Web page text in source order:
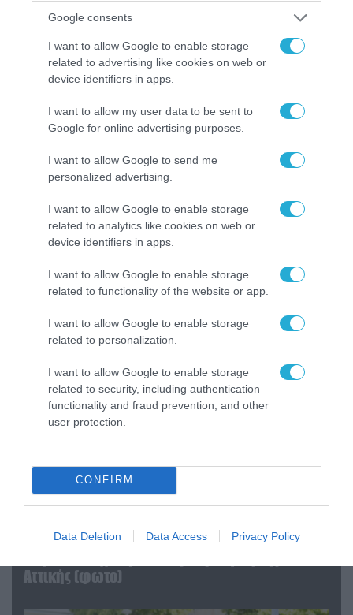
Google consents
I want to allow Google to enable storage
related to advertising like cookies on web or
device identifiers in apps.
I want to allow my user data to be sent to
Google for online advertising purposes.
I want to allow Google to send me
personalized advertising.
I want to allow Google to enable storage
related to analytics like cookies on web or
device identifiers in apps.
I want to allow Google to enable storage
related to functionality of the website or app.
I want to allow Google to enable storage
related to personalization.
I want to allow Google to enable storage
related to security, including authentication
functionality and fraud prevention, and other
user protection.
CONFIRM
Data Deletion Data Access Privacy Policy
απομάκρυνσής του
06.08.2026 | 14:02
Αθήνα: Απομακρύνθηκαν παράνομα
αντικείμενα από κοινόχρηστους χώρους
«Οι εντελώς αθώοι»: Η ανάρτηση του Αρκά για
Αττικής (φωτο)